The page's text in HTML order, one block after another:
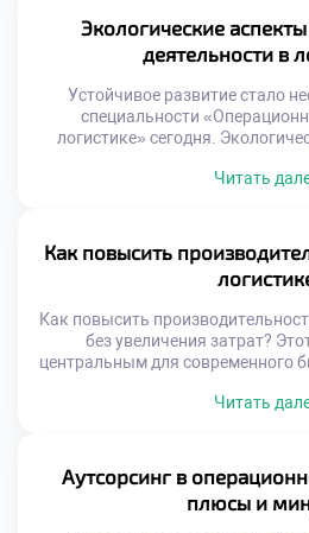
ожиданиям клиента и
отсутствие брака, а
работы.
Экологические
деятельности в
Устойчивое развитие стало
специальности
логистике» сегодня.
цепями поставок. Зеленая
влияют на состояние
обязан учитывать
планировании работы.
общества меняют правила
Читать
Как повысить
Как повысить
без увеличения затрат?
центральным для современного
компании на рынке. Рост
Выпускники должны уметь
эффективности. Именно
профессионала от
Читать
Аутсорсинг в
плюсы и